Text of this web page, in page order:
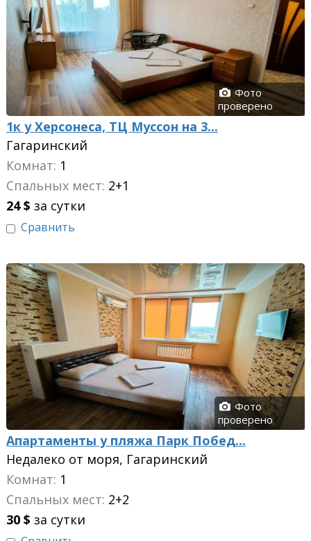
Фото
проверено
1к у Херсонеса, ТЦ Муссон на 3...
Гагаринский
Комнат: 1
Спальных мест: 2+1
24 $ за сутки
Сравнить
Фото
проверено
Апартаменты у пляжа Парк Побед...
Недалеко от моря, Гагаринский
Комнат: 1
Спальных мест: 2+2
30 $ за сутки